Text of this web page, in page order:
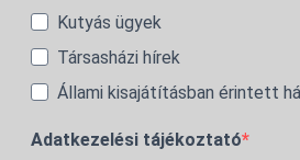
Kutyás ügyek
Társasházi hírek
Állami kisajátításban érintett
Adatkezelési tájékoztató